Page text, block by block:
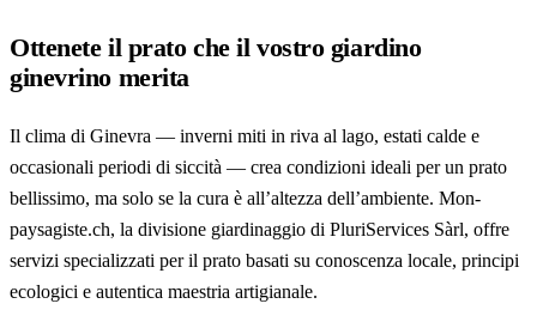
Ottenete il prato che il vostro giardino
ginevrino merita
Il clima di Ginevra — inverni miti in riva al lago, estati calde e
occasionali periodi di siccità — crea condizioni ideali per un prato
bellissimo, ma solo se la cura è all’altezza dell’ambiente. Mon-
paysagiste.ch, la divisione giardinaggio di PluriServices Sàrl, offre
servizi specializzati per il prato basati su conoscenza locale, principi
ecologici e autentica maestria artigianale.